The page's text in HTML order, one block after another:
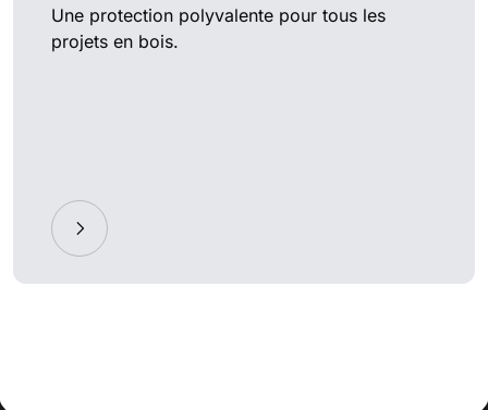
Une protection polyvalente pour tous les
projets en bois.